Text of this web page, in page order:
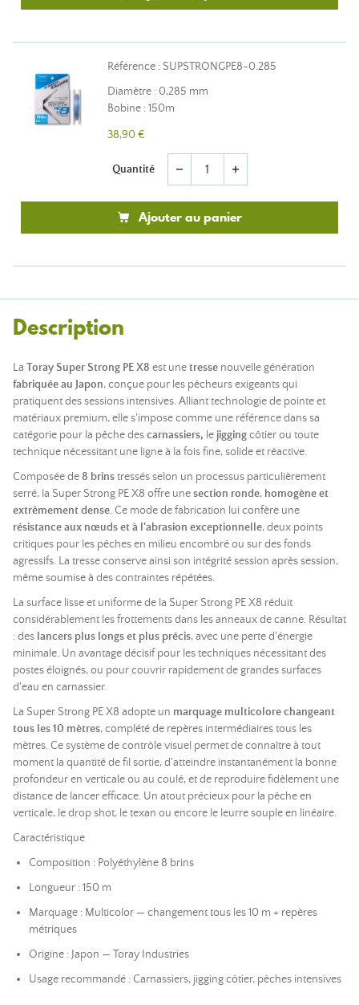
Référence : SUPSTRONGPE8-0.285
Diamètre : 0,285 mm
Bobine : 150m
38,90 €
Quantité remove add
Ajouter au panier
Description
La Toray Super Strong PE X8 est unetresse nouvelle génération
fabriquée au Japon, conçue pour les pêcheurs exigeants qui
pratiquent des sessions intensives. Alliant technologie de pointe et
matériaux premium, elle s'impose comme une référence dans sa
catégorie pour la pêche descarnassiers, le jiggingcôtier ou toute
technique nécessitant une ligne à la fois fine, solide et réactive.
Composée de8 brinstressés selon un processus particulièrement
serré, la Super Strong PE X8 offre unesection ronde, homogène et
extrêmement dense. Ce mode de fabrication lui confère une
résistance aux nœuds et à l'abrasion exceptionnelle, deux points
critiques pour les pêches en milieu encombré ou sur des fonds
agressifs. La tresse conserve ainsi son intégrité session après session,
même soumise à des contraintes répétées.
La surface lisse et uniforme de la Super Strong PE X8 réduit
considérablement les frottements dans les anneaux de canne. Résultat
: des lancers plus longs et plus précis, avec une perte d'énergie
minimale. Un avantage décisif pour les techniques nécessitant des
postes éloignés, ou pour couvrir rapidement de grandes surfaces
d'eau en carnassier.
La Super Strong PE X8 adopte un marquage multicolore changeant
tous les 10 mètres, complété de repères intermédiaires tous les
mètres. Ce système de contrôle visuel permet de connaître à tout
moment la quantité de fil sortie, d'atteindre instantanément la bonne
profondeur en verticale ou au coulé, et de reproduire fidèlement une
distance de lancer efficace. Un atout précieux pour la pêche en
verticale, le drop shot, le texan ou encore le leurre souple en linéaire.
Caractéristique
Composition : Polyéthylène 8 brins
Longueur : 150 m
Marquage : Multicolor — changement tous les 10 m + repères
métriques
Origine : Japon — Toray Industries
Usage recommandé : Carnassiers, jigging côtier, pêches intensives